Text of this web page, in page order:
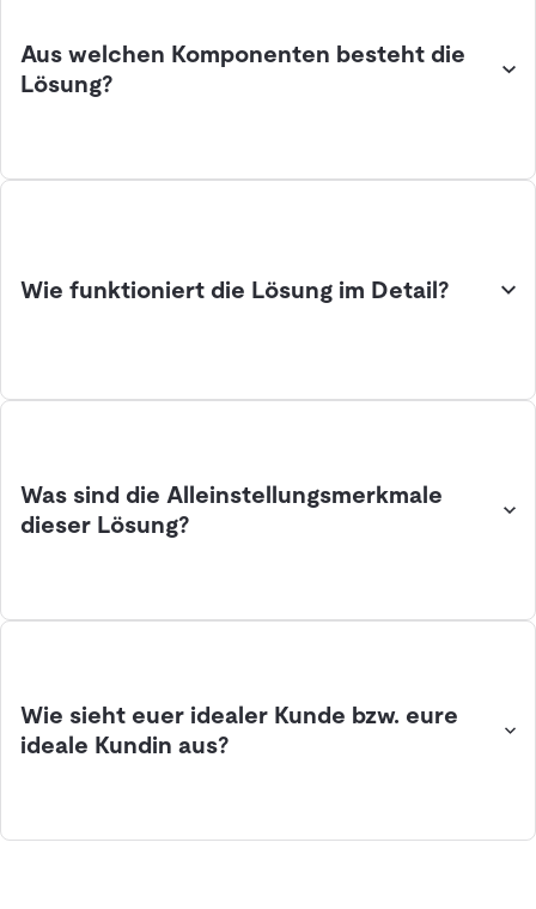
Aus welchen Komponenten besteht die
Lösung?
Wie funktioniert die Lösung im Detail?
Was sind die Alleinstellungsmerkmale
dieser Lösung?
Wie sieht euer idealer Kunde bzw. eure
ideale Kundin aus?